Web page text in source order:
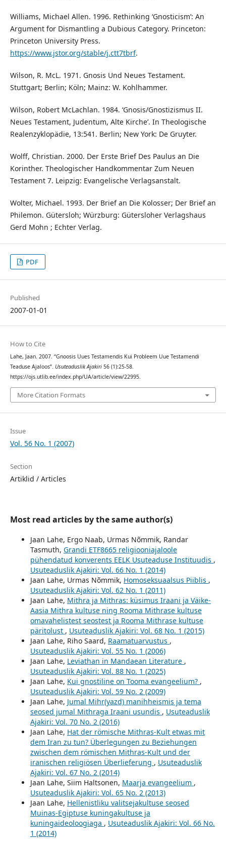
Williams, Michael Allen. 1996. Rethinking ‘Gnosticism’: An
Argument for Dismantling a Dubious Category. Princeton:
Princeton University Press.
https://www.jstor.org/stable/j.ctt7tbrf.
Wilson, R. McL. 1971. Gnosis Und Neues Testament.
Stuttgart; Berlin; Köln; Mainz: W. Kohlhammer.
Wilson, Robert McLachlan. 1984. ‘Gnosis/Gnostizismus II.
Neues Testament, Judentum, Alte Kirche’. In Theologische
Realenzyklopädie, 13:541. Berlin; New York: De Gruyter.
Wolff, Christian. 2000. Der Erste Brief Des Paulus an Die
Korinther. Theologischer Handkommentar Zum Neuen
Testament 7. Leipzig: Evangelische Verlagsanstalt.
Wolter, Michael. 1993. Der Brief an Die Kolosser; Der Brief an
Philemon. Gütersloh; Würzburg: Gütersloher Verlagshaus
Gerd Mohn ; Echter Verlag.
PDF
Published
2007-01-01
How to Cite
Lahe, Jaan. 2007. “Gnoosis Uues Testamendis Kui Probleem Uue Testamendi
Teaduse Ajaloos”. Usuteaduslik Ajakiri56 (1):25-58.
https://ojs.utlib.ee/index.php/UA/article/view/22995.
More Citation Formats
Issue
Vol. 56 No. 1 (2007)
Section
Artiklid / Articles
Most read articles by the same author(s)
Jaan Lahe, Ergo Naab, Urmas Nõmmik, Randar
Tasmuth, Grandi ETF8665 religiooniajaloole
pühendatud konverents EELK Usuteaduse Instituudis ,
Usuteaduslik Ajakiri: Vol. 66 No. 1 (2014)
Jaan Lahe, Urmas Nõmmik, Homoseksuaalsus Piiblis ,
Usuteaduslik Ajakiri: Vol. 62 No. 1 (2011)
Jaan Lahe, Mithra ja Mithras: küsimus Iraani ja Väike-
Aasia Mithra kultuse ning Rooma Mithrase kultuse
omavahelistest seostest ja Rooma Mithrase kultuse
päritolust , Usuteaduslik Ajakiri: Vol. 68 No. 1 (2015)
Jaan Lahe, Riho Saard, Raamatuarvustus ,
Usuteaduslik Ajakiri: Vol. 55 No. 1 (2006)
Jaan Lahe, Leviathan in Mandaean Literature ,
Usuteaduslik Ajakiri: Vol. 88 No. 1 (2025)
Jaan Lahe, Kui gnostiline on Tooma evangeelium? ,
Usuteaduslik Ajakiri: Vol. 59 No. 2 (2009)
Jaan Lahe, Jumal Mihr(yazd) manihheismis ja tema
seosed jumal Mithraga Iraani usundis , Usuteaduslik
Ajakiri: Vol. 70 No. 2 (2016)
Jaan Lahe, Hat der römische Mithras-Kult etwas mit
dem Iran zu tun? Überlegungen zu Beziehungen
zwischen dem römischen Mithras-Kult und der
iranischen religiösen Überlieferung , Usuteaduslik
Ajakiri: Vol. 67 No. 2 (2014)
Jaan Lahe, Siim Haltsonen, Maarja evangeelium ,
Usuteaduslik Ajakiri: Vol. 65 No. 2 (2013)
Jaan Lahe, Hellenistliku valitsejakultuse seosed
Muinas-Egiptuse kuningakultuse ja
kuningaideoloogiaga , Usuteaduslik Ajakiri: Vol. 66 No.
1 (2014)